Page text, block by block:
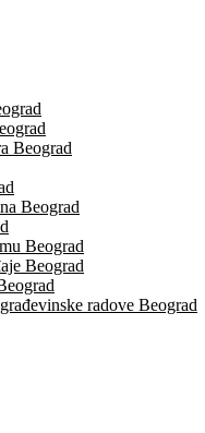
Beograd
Beograd
Beograd
Beograd
radove Beograd